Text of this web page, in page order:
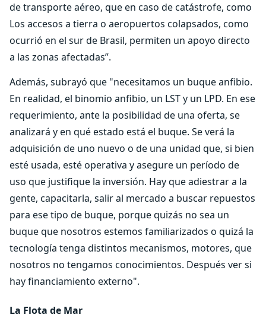
de transporte aéreo, que en caso de catástrofe, como
Los accesos a tierra o aeropuertos colapsados, como
ocurrió en el sur de Brasil, permiten un apoyo directo
a las zonas afectadas”.
Además, subrayó que "necesitamos un buque anfibio.
En realidad, el binomio anfibio, un LST y un LPD. En ese
requerimiento, ante la posibilidad de una oferta, se
analizará y en qué estado está el buque. Se verá la
adquisición de uno nuevo o de una unidad que, si bien
esté usada, esté operativa y asegure un período de
uso que justifique la inversión. Hay que adiestrar a la
gente, capacitarla, salir al mercado a buscar repuestos
para ese tipo de buque, porque quizás no sea un
buque que nosotros estemos familiarizados o quizá la
tecnología tenga distintos mecanismos, motores, que
nosotros no tengamos conocimientos. Después ver si
hay financiamiento externo".
La Flota de Mar